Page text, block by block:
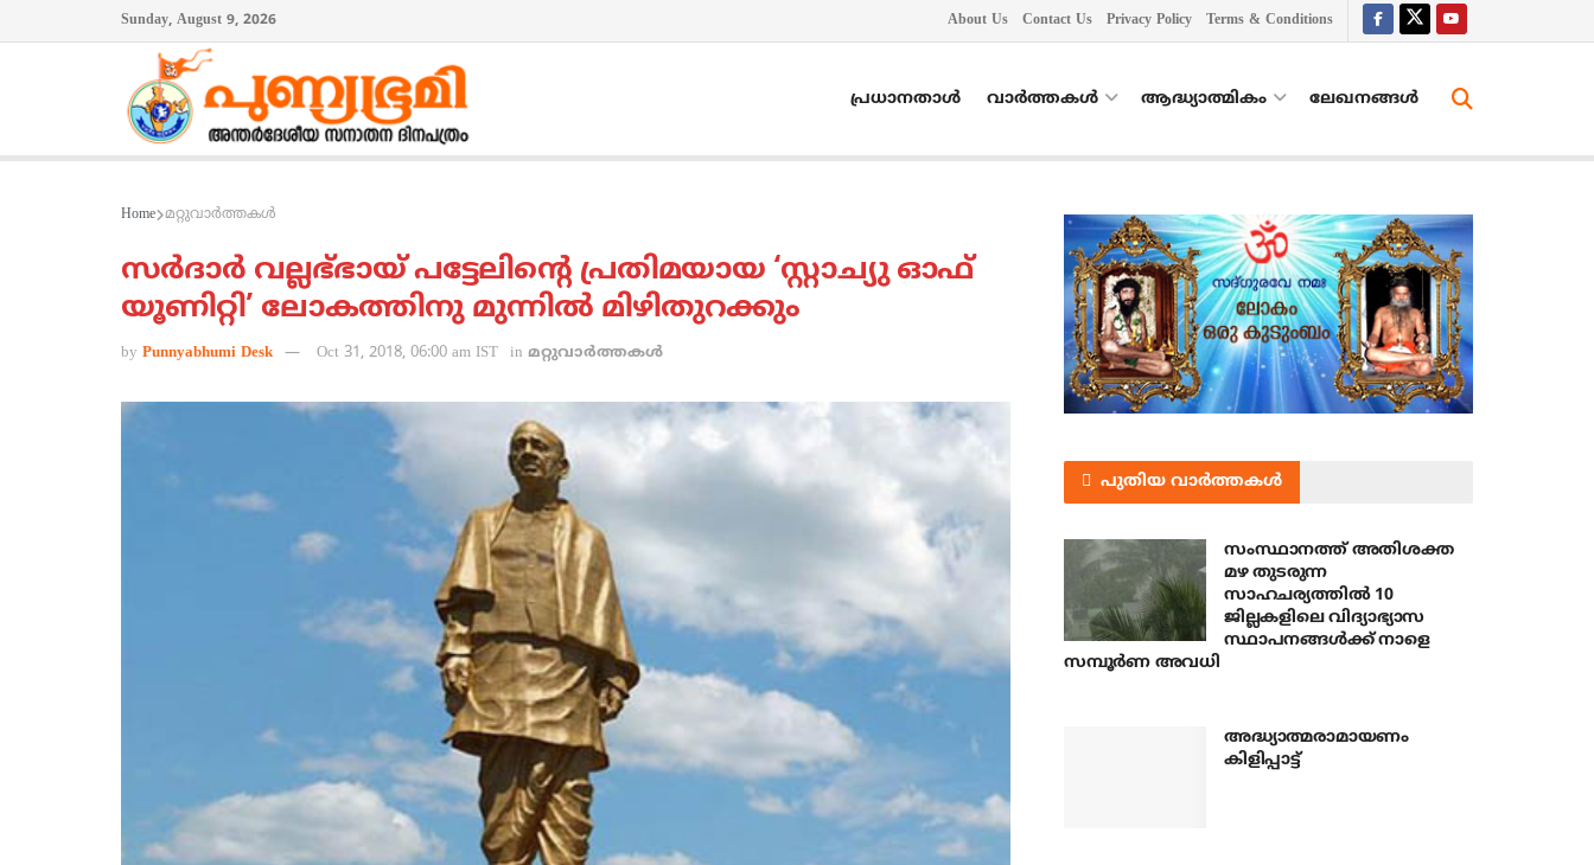
Sunday, August 9, 2026 About Us Contact Us Privacy Policy Terms & Conditions
പ്രധാനതാൾ വാർത്തകൾ ആദ്ധ്യാത്മികം ലേഖനങ്ങള്‍
Home മറ്റുവാര്‍ത്തകള്‍
സര്‍ദാര്‍ വല്ലഭ്ഭായ് പട്ടേലിന്റെ പ്രതിമയായ ‘സ്റ്റാച്യു ഓഫ്
യൂണിറ്റി’ ലോകത്തിനു മുന്നില്‍ മിഴിതുറക്കും
by Punnyabhumi Desk Oct 31, 2018, 06:00 am IST in മറ്റുവാര്‍ത്തകള്‍
പുതിയ വാർത്തകൾ
സംസ്ഥാനത്ത് അതിശക്ത
മഴ തുടരുന്ന
സാഹചര്യത്തിൽ 10
ജില്ലകളിലെ വിദ്യാഭ്യാസ
സ്ഥാപനങ്ങൾക്ക് നാളെ
സമ്പൂർണ അവധി
അദ്ധ്യാത്മരാമായണം
കിളിപ്പാട്ട്